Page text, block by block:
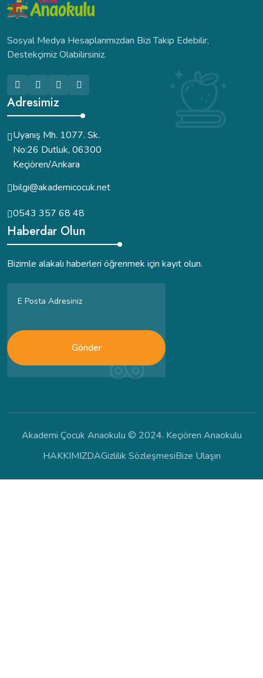
Sosyal Medya Hesaplarımızdan Bizi Takip Edebilir,
Destekçimiz Olabilirsiniz.
Adresimiz
Uyanış Mh. 1077. Sk.
No:26 Dutluk, 06300
Keçiören/Ankara
bilgi@akademicocuk.net
0543 357 68 48
Haberdar Olun
Bizimle alakalı haberleri öğrenmek için kayıt olun.
Gönder
Akademi Çocuk Anaokulu © 2024. Keçiören Anaokulu
HAKKIMIZDAGizlilik SözleşmesiBize Ulaşın